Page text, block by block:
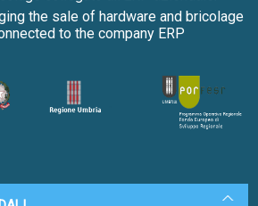
the sale of hardware and bricolage
to the company ERP